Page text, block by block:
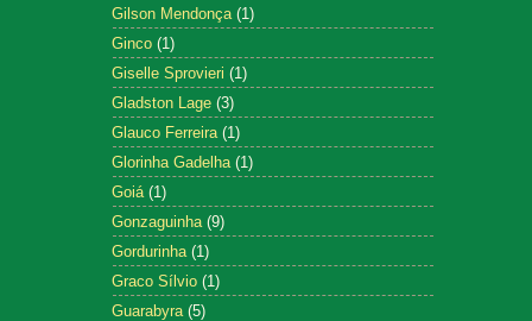
Gilson Mendonça (1)
Ginco (1)
Giselle Sprovieri (1)
Gladston Lage (3)
Glauco Ferreira (1)
Glorinha Gadelha (1)
Goiá (1)
Gonzaguinha (9)
Gordurinha (1)
Graco Sílvio (1)
Guarabyra (5)